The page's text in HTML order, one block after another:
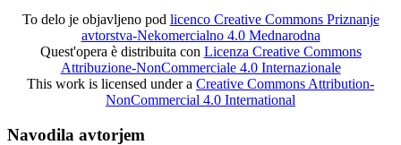
To delo je objavljeno pod licenco Creative Commons Priznanje
avtorstva-Nekomercialno 4.0 Mednarodna
Quest'opera è distribuita con Licenza Creative Commons
Attribuzione-NonCommerciale 4.0 Internazionale
This work is licensed under a Creative Commons Attribution-
NonCommercial 4.0 International
Navodila avtorjem